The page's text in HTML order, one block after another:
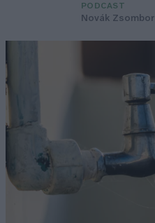
PODCAST
Novák Zsombor